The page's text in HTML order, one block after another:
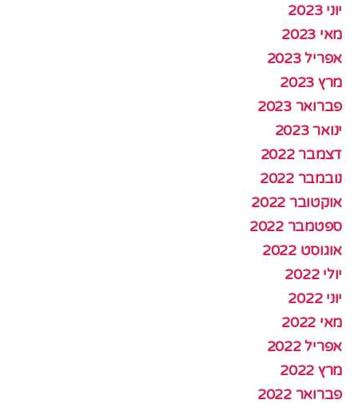
יוני 2023
מאי 2023
אפריל 2023
מרץ 2023
פברואר 2023
ינואר 2023
דצמבר 2022
נובמבר 2022
אוקטובר 2022
ספטמבר 2022
אוגוסט 2022
יולי 2022
יוני 2022
מאי 2022
אפריל 2022
מרץ 2022
פברואר 2022